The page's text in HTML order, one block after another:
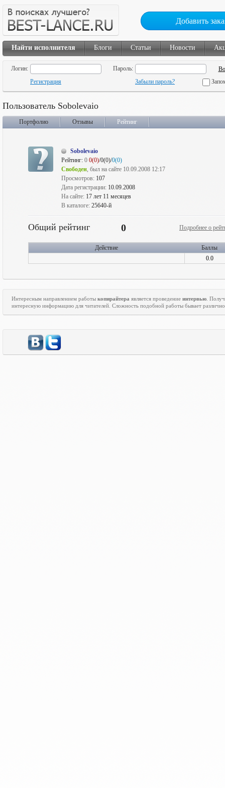
Добавить
Найти исполнителя Блоги Статьи Новости
Логин:
Пароль:
Регистрация
Забыли пароль?
Пользователь Sobolevaio
Портфолио Отзывы Рейтинг
Sobolevaio
Рейтинг: 0 0(0)/0(0)/0(0)
Свободен, был на сайте 10.09.2008 12:17
Просмотров: 107
Дата регистрации: 10.09.2008
На сайте: 17 лет 11 месяцев
В каталоге: 25640-й
Общий рейтинг 0 Подробнее о
Действие
Баллы
0.0
Интересным направлением работы копирайтера является проведение интервью .
интересную информацию для читателей. Сложность подобной работы бывает